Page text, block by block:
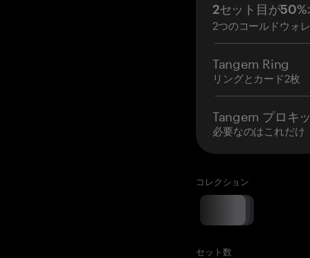
2セット目が50%
2つのコールドウォ
Tangem Ring
リングとカード2枚
Tangem プロキ
必要なのはこれだけ
コレクション
セット数